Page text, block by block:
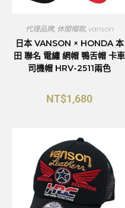
代理品牌, 休閒帽款, vanson
日本 VANSON × HONDA 本
田 聯名 電繡 網帽 鴨舌帽 卡車
司機帽 HRV-2511兩色
NT$1,680